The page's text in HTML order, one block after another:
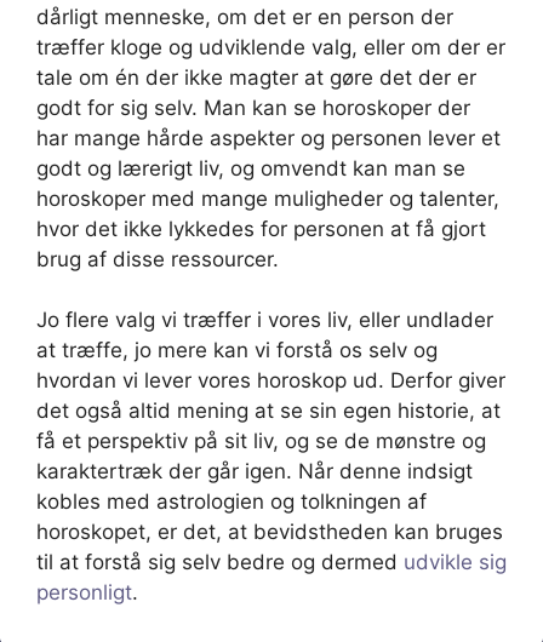
dårligt menneske, om det er en person der
træffer kloge og udviklende valg, eller om der er
tale om én der ikke magter at gøre det der er
godt for sig selv. Man kan se horoskoper der
har mange hårde aspekter og personen lever et
godt og lærerigt liv, og omvendt kan man se
horoskoper med mange muligheder og talenter,
hvor det ikke lykkedes for personen at få gjort
brug af disse ressourcer.
Jo flere valg vi træffer i vores liv, eller undlader
at træffe, jo mere kan vi forstå os selv og
hvordan vi lever vores horoskop ud. Derfor giver
det også altid mening at se sin egen historie, at
få et perspektiv på sit liv, og se de mønstre og
karaktertræk der går igen. Når denne indsigt
kobles med astrologien og tolkningen af
horoskopet, er det, at bevidstheden kan bruges
til at forstå sig selv bedre og dermed udvikle sig
personligt.